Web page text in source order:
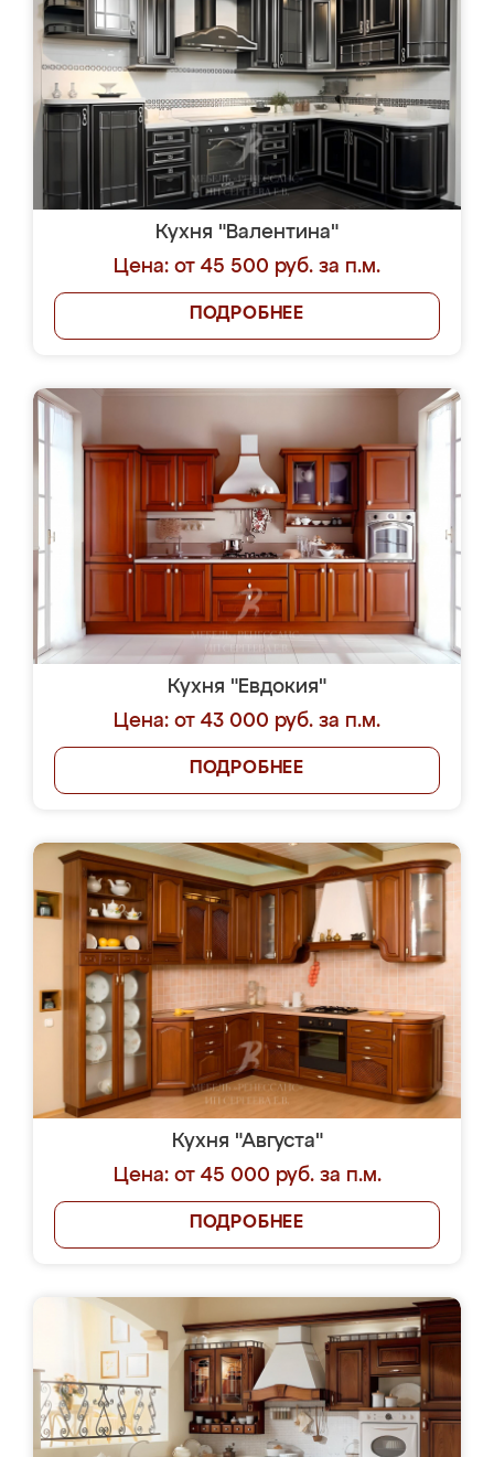
Кухня "Валентина"
Цена: от 45 500 руб. за п.м.
ПОДРОБНЕЕ
Кухня "Евдокия"
Цена: от 43 000 руб. за п.м.
ПОДРОБНЕЕ
Кухня "Августа"
Цена: от 45 000 руб. за п.м.
ПОДРОБНЕЕ